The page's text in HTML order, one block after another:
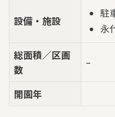
設備・施設
駐
永
総面積／区画
数
–
開園年